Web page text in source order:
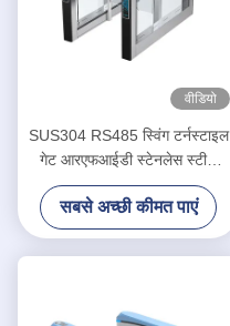
वीडियो
SUS304 RS485 स्विंग टर्नस्टाइल
गेट आरएफआईडी स्टेनलेस स्टील
टर्नस्टाइल:
सबसे अच्छी कीमत पाएं